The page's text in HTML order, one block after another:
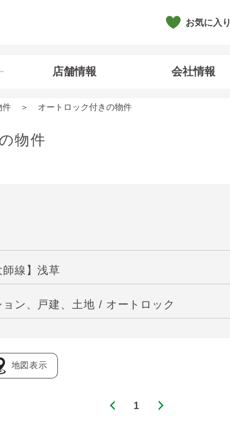
お気に入り
店舗情報 会社情報
件 オートロック付きの物件
物件
線】浅草
ン、戸建、土地 / オートロック
地図表示
1